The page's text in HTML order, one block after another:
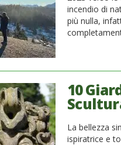
incendio di
più nulla,
10
La bellezza
ispiratrice e